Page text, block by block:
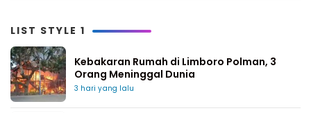
LIST STYLE 1
Kebakaran Rumah di Limboro Polman, 3
Orang Meninggal Dunia
3 hari yang lalu